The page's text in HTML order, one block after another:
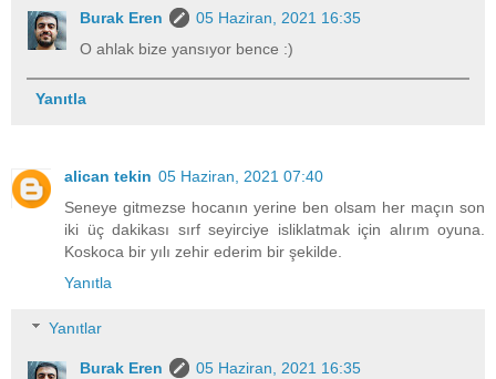
Burak Eren
05 Haziran, 2021 16:35
O ahlak bize yansıyor bence :)
Yanıtla
alican tekin 05 Haziran, 2021 07:40
Seneye gitmezse hocanın yerine ben olsam her maçın son
iki üç dakikası sırf seyirciye isliklatmak için alırım oyuna.
Koskoca bir yılı zehir ederim bir şekilde.
Yanıtla
Yanıtlar
Burak Eren
05 Haziran, 2021 16:35